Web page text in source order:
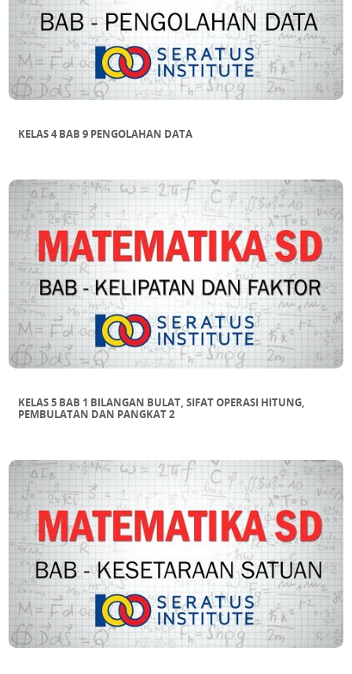
KELAS 4 BAB 9 PENGOLAHAN DATA
KELAS 5 BAB 1 BILANGAN BULAT, SIFAT OPERASI HITUNG,
PEMBULATAN DAN PANGKAT 2